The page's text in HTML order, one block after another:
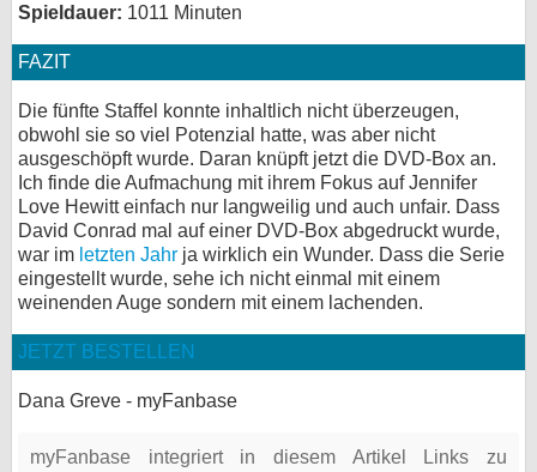
Spieldauer: 1011 Minuten
FAZIT
Die fünfte Staffel konnte inhaltlich nicht überzeugen,
obwohl sie so viel Potenzial hatte, was aber nicht
ausgeschöpft wurde. Daran knüpft jetzt die DVD-Box an.
Ich finde die Aufmachung mit ihrem Fokus auf Jennifer
Love Hewitt einfach nur langweilig und auch unfair. Dass
David Conrad mal auf einer DVD-Box abgedruckt wurde,
war im letzten Jahr ja wirklich ein Wunder. Dass die Serie
eingestellt wurde, sehe ich nicht einmal mit einem
weinenden Auge sondern mit einem lachenden.
JETZT BESTELLEN
Dana Greve - myFanbase
myFanbase integriert in diesem Artikel Links zu